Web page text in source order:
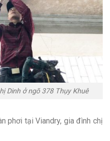
Dinh ở ngõ 378 Thụy Khuê
phơi tại Viandry, gia đình chị